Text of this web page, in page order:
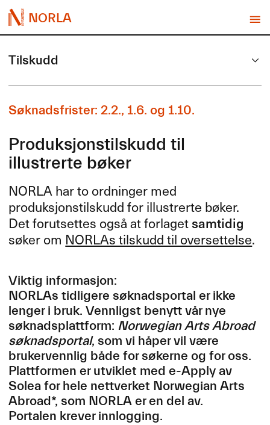
NORLA
Tilskudd
Søknadsfrister: 2.2., 1.6. og 1.10.
Produksjonstilskudd til
illustrerte bøker
NORLAhar to ordninger med
produksjonstilskudd for illustrerte bøker.
Det forutsettes også at forlagetsamtidig
søker om NORLAs tilskudd til oversettelse.
Viktig informasjon:
NORLAs tidligere søknadsportal er ikke
lenger i bruk. Vennligst benytt vår nye
søknadsplattform: Norwegian Arts Abroad
søknadsportal, som vi håper vil være
brukervennlig både for søkerne og for oss.
Plattformen er utviklet med e-Apply av
Solea for hele nettverket Norwegian Arts
Abroad*, som NORLA er en del av.
Portalen krever innlogging.